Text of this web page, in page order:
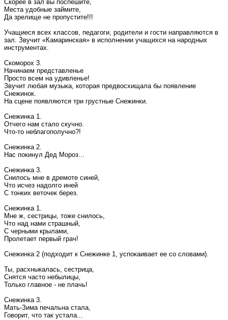
Скорее в зал вы поспешите,
Места удобные займите,
Да зрелище не пропустите!!!
Учащиеся всех классов, педагоги, родители и гости направляются в
зал. Звучит «Камаринская» в исполнении учащихся на народных
инструментах.
Скоморох 3.
Начинаем представленье
Просто всем на удивленье!
Звучит любая музыка, которая предвосхищала бы появление
Снежинок.
На сцене появляются три грустные Снежинки.
Снежинка 1.
Отчего нам стало скучно.
Что-то неблагополучно?!
Снежинка 2.
Нас покинул Дед Мороз...
Снежинка 3.
Снилось мне в дремоте синей,
Что исчез надолго иней
С тонких веточек берез.
Снежинка 1.
Мне ж, сестрицы, тоже снилось,
Что над нами страшный,
С черными крылами,
Пролетает первый грач!
Снежинка 2 (подходит к Снежинке 1, успокаивает ее со словами).
Ты, расхныкалась, сестрица,
Снятся часто небылицы,
Только главное - не плачь!
Снежинка 3.
Мать-Зима печальна стала,
Говорит, что так устала...